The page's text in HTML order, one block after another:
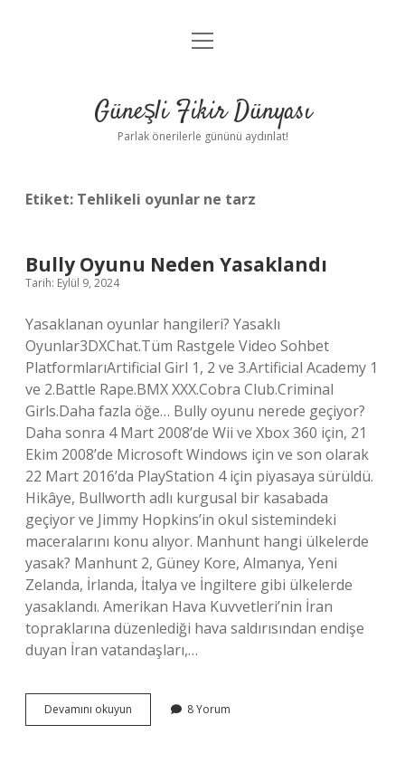
Anasayfa
Yasal Uyarı
menüyü
Güneşli Fikir Dünyası
Parlak önerilerle gününü aydınlat!
Etiket: Tehlikeli oyunlar ne tarz
Bully Oyunu Neden Yasaklandı
Tarih: Eylül 9, 2024
Yasaklanan oyunlar hangileri? Yasaklı
Oyunlar3DXChat.Tüm Rastgele Video Sohbet
PlatformlarıArtificial Girl 1, 2 ve 3.Artificial Academy 1
ve 2.Battle Rape.BMX XXX.Cobra Club.Criminal
Girls.Daha fazla öğe… Bully oyunu nerede geçiyor?
Daha sonra 4 Mart 2008’de Wii ve Xbox 360 için, 21
Ekim 2008’de Microsoft Windows için ve son olarak
22 Mart 2016’da PlayStation 4 için piyasaya sürüldü.
Hikâye, Bullworth adlı kurgusal bir kasabada
geçiyor ve Jimmy Hopkins’in okul sistemindeki
maceralarını konu alıyor. Manhunt hangi ülkelerde
yasak? Manhunt 2, Güney Kore, Almanya, Yeni
Zelanda, İrlanda, İtalya ve İngiltere gibi ülkelerde
yasaklandı. Amerikan Hava Kuvvetleri’nin İran
topraklarına düzenlediği hava saldırısından endişe
duyan İran vatandaşları,…
Devamını okuyun
Oyunu
8 Yorum